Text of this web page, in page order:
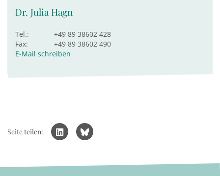
Dr. Julia Hagn
Tel.:
+49 89 38602 428
Fax:
+49 89 38602 490
E-Mail schreiben
Seite teilen: